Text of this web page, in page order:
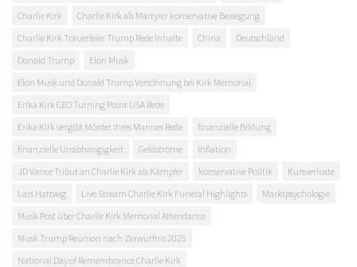
Charlie Kirk
Charlie Kirk als Märtyrer konservative Bewegung
Charlie Kirk Trauerfeier Trump Rede Inhalte
China
Deutschland
Donald Trump
Elon Musk
Elon Musk und Donald Trump Versöhnung bei Kirk Memorial
Erika Kirk CEO Turning Point USA Rede
Erika Kirk vergibt Mörder ihres Mannes Rede
finanzielle Bildung
finanzielle Unabhängigkeit
Geldströme
Inflation
JD Vance Tribut an Charlie Kirk als Kämpfer
konservative Politik
Kursverluste
Lars Hattwig
Live Stream Charlie Kirk Funeral Highlights
Marktpsychologie
Musk Post über Charlie Kirk Memorial Attendance
Musk Trump Reunion nach Zerwürfnis 2025
National Day of Remembrance Charlie Kirk